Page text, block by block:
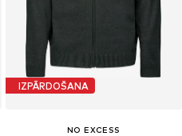
IZPĀRDOŠANA
NO EXCESS